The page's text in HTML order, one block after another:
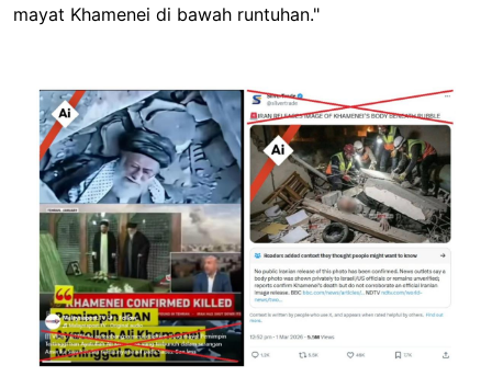
mayat Khamenei di bawah runtuhan."
Image